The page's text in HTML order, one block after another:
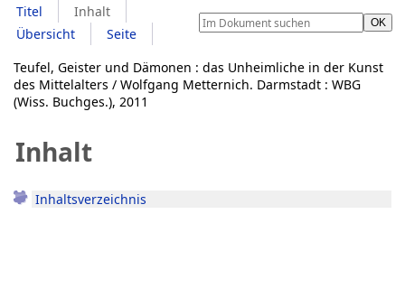
Titel
Inhalt
Übersicht
Seite
Teufel, Geister und Dämonen : das Unheimliche in der Kunst
des Mittelalters / Wolfgang Metternich. Darmstadt : WBG
(Wiss. Buchges.), 2011
Inhalt
Inhaltsverzeichnis